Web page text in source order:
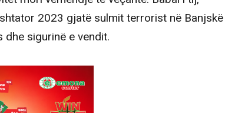
2023 gjatë sulmit terrorist në Banjskë
sigurinë e vendit.